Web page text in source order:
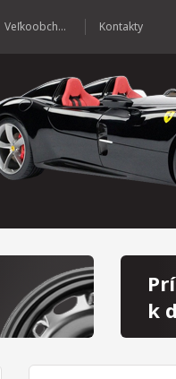
Veľkoobchod Kontakty
k